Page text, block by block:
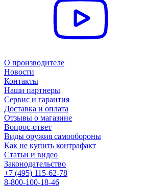
О производителе
Новости
Контакты
Наши партнеры
Сервис и гарантия
Доставка и оплата
Отзывы о магазине
Вопрос-ответ
Виды оружия самообороны
Как не купить контрафакт
Статьи и видео
Законодательство
+7 (495) 115-62-78
8-800-100-18-46